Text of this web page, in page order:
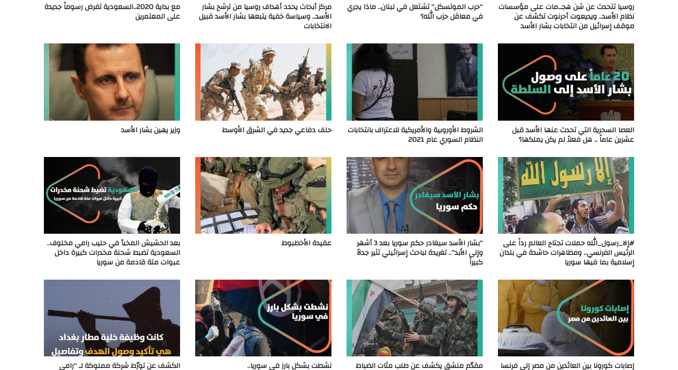
روسيا تتحدث عن شن هجـ.مات على مؤسسات
نظام الأسد.. ويديعوت أحرنوت تكشف عن
موقف إسرائيل من انتخابات بشار الأسد
“حرب الموتسكل” تشتعل في لبنان.. ماذا يجري
في معاقل حزب الله؟
مركز أبحاث يحدد أهداف روسيا من ترشح بشار
الأسد.. وسياسة خفية يتبعها بشار الأسد قبيل
الانتخابات
مع بداية 2020..السعودية تفرض رسوماً جديدة
على المعتمرين
العصا السحرية التي تحدث عنها الأسد قبل
عشرين عاماً .. هل فعلاً لم يكن يملكها؟
الشروط الأوروبية والأمريكية للاعتراف بانتخابات
النظام السوري عام 2021
حلف دفاعي جديد في الشرق الأوسط وزير يهين بشار الأسد
#إلا_رسول_الله حملات تجتاح العالم رداً على
الرئيس الفرنسي.. ومظاهرات حاشدة في بلدان
إسلامية بما فيها سوريا
“بشار الأسد سيغادر حكم سوريا بعد 3 أشهر
وإلى الأبد”.. تغريدة لباحث إسرائيلي تثير جدلاً
كبيراً
عقيدة الأخطبوط بعد الحشيش المخبأ في حليب رامي مخلوف..
السعودية تضبط شحنة مخدرات كبيرة داخل
عبوات متة قادمة من سوريا
إصابات كورونا بين العائدين من مصر إلى فرنسا مقدّم منشق يكشف عن طلب مئات الضباط نشطت بشكل بارز في سوريا.. الكشف عن تورّط شركة مملوكة لـ “رامي